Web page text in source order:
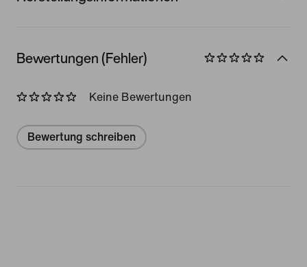
Bewertungen (Fehler)
Keine Bewertungen
Bewertung schreiben